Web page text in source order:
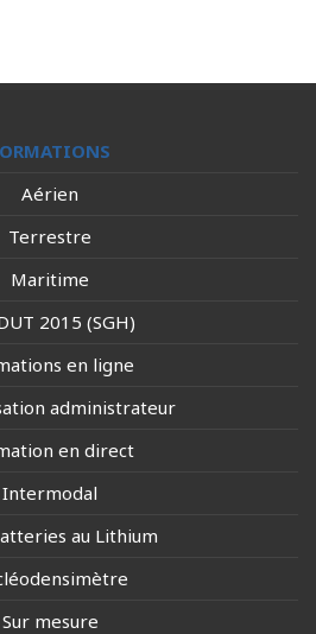
Aérien
Terrestre
Maritime
2015 (SGH)
en ligne
administrateur
en direct
Intermodal
au Lithium
Sur mesure